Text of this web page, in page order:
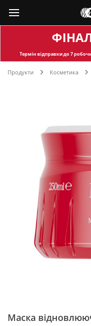
Термін відправкидо 7
Продукти Косметика
Маска